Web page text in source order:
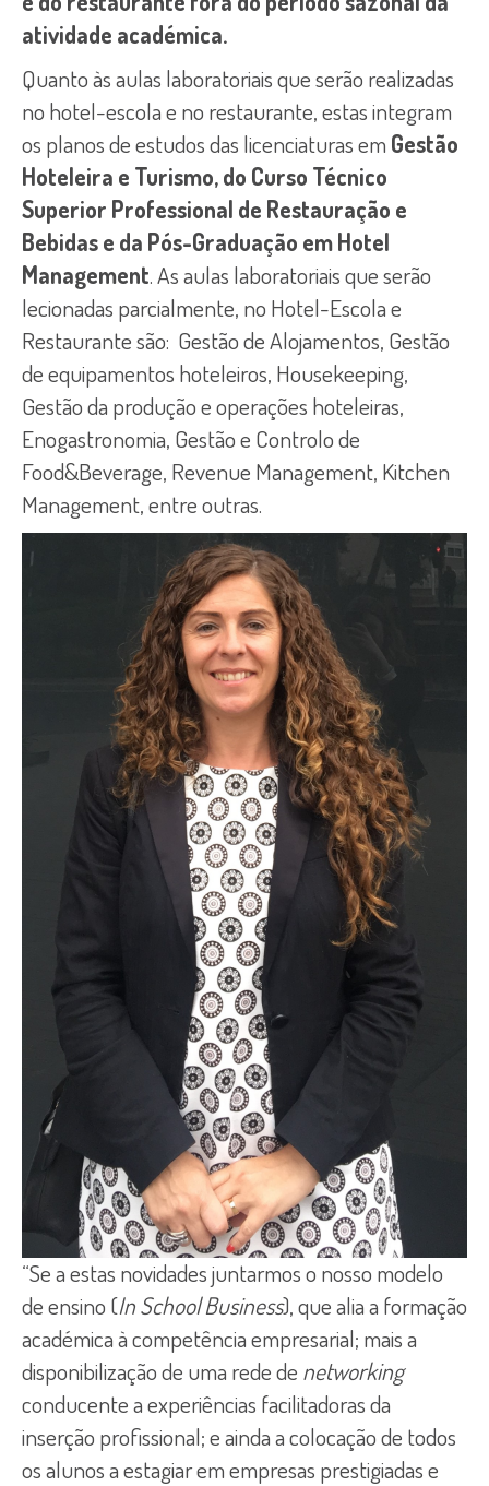
atividade académica.
Quanto às aulas laboratoriais que serão realizadas
no hotel-escola e no restaurante, estas integram
os planos de estudos das licenciaturas em Gestão
Hoteleira e Turismo, do Curso Técnico
Superior Professional de Restauração e
Bebidas e da Pós-Graduação em Hotel
Management. As aulas laboratoriais que serão
lecionadas parcialmente, no Hotel-Escola e
Restaurante são: Gestão de Alojamentos, Gestão
de equipamentos hoteleiros, Housekeeping,
Gestão da produção e operações hoteleiras,
Enogastronomia, Gestão e Controlo de
Food&Beverage, Revenue Management, Kitchen
Management, entre outras.
“Se a estas novidades juntarmos o nosso modelo
de ensino (In School Business), que alia a formação
académica à competência empresarial; mais a
disponibilização de uma rede de networking
conducente a experiências facilitadoras da
inserção profissional; e ainda a colocação de todos
os alunos a estagiar em empresas prestigiadas e